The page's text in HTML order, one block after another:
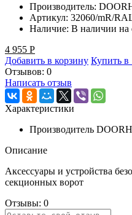
Производитель:
Артикул: 32060/mR/
Наличие: В наличии на
4 955 Р
Добавить в корзину Купить в
Отзывов: 0
Написать отзыв
Характеристики
Производитель
Описание
Аксессуары и устройства
секционных ворот
Отзывы: 0